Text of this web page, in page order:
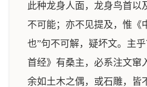
此种龙身人面，龙身鸟首以
不可能；亦不见提及，惟《
也”句不可解，疑坏文。主
首经》有桑主，必系注文窜
余如土木之偶，或石雕，皆